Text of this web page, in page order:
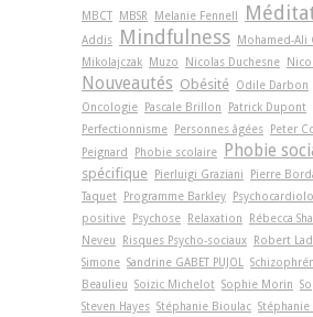
MBCT
MBSR Melanie Fennell
Addis
Mindfulness Mohamed-Ali
Mikolajczak
Muzo Nicolas Duchesne
Nouveautés Obésité Odile Darbon
Oncologie
Pascale Brillon Patrick Dupont
Perfectionnisme
Personnes âgées Peter
Peignard
Phobie scolaire Phobie
spécifique
Pierluigi Graziani Pierre
Taquet
Programme Barkley
positive
Psychose Relaxation Rébecca
Neveu
Risques Psycho-sociaux Robert
Simone Sandrine GABET PUJOL
Beaulieu Soizic Michelot Sophie Morin
Steven Hayes Stéphanie Bioulac Stéphanie